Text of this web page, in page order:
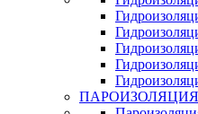
ПАРОИЗОЛЯЦИЯ